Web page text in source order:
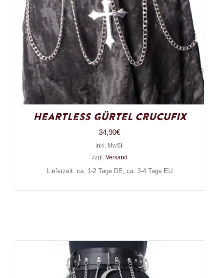
Heartless Gürtel Crucufix
34,90€
Inkl. MwSt.
zzgl. Versand
Lieferzeit: ca. 1-2 Tage DE, ca. 3-4 Tage EU